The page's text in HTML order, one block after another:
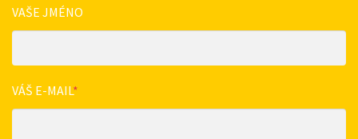
VAŠE JMÉNO
VÁŠ E-MAIL*